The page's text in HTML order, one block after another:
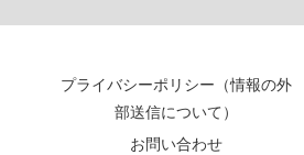
プライバシーポリシー（情報の外
部送信について）
お問い合わせ